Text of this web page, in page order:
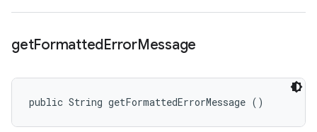
getFormattedErrorMessage
public String getFormattedErrorMessage ()